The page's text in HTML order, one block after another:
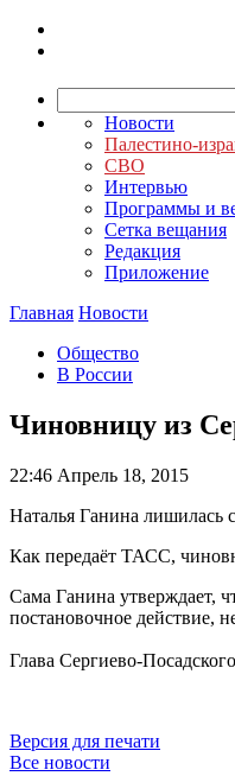
Новости
Палестино-
СВО
Интервью
Программы и
Сетка вещания
Редакция
Приложение
Главная Новости
Общество
В России
Чиновницу из
22:46 Апрель 18, 2015
Наталья Ганина лишилась
Как передаёт ТАСС,
Сама Ганина утверждает,
постановочное действие,
Глава Сергиево-
Версия для печати
Все новости